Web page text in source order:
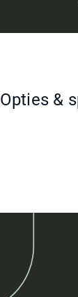
Opties &